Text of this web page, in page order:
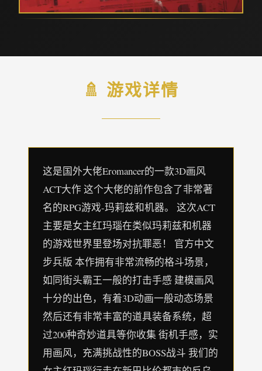
🚿 游戏详情
这是国外大佬Eromancer的一款3D画风
ACT大作 这个大佬的前作包含了非常著
名的RPG游戏-玛莉兹和机器。 这次ACT
主要是女主红玛瑙在类似玛莉兹和机器
的游戏世界里登场对抗罪恶！ 官方中文
步兵版 本作拥有非常流畅的格斗场景，
如同街头霸王一般的打击手感 建模画风
十分的出色，有着3D动画一般动态场景
然后还有非常丰富的道具装备系统，超
过200种奇妙道具等你收集 街机手感，实
用画风，充满挑战性的BOSS战斗 我们的